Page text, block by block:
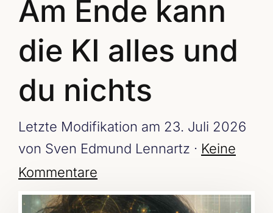
Am Ende kann
die KI alles und
du nichts
Letzte Modifikation am 23. Juli 2026
von Sven Edmund Lennartz · Keine
Kommentare